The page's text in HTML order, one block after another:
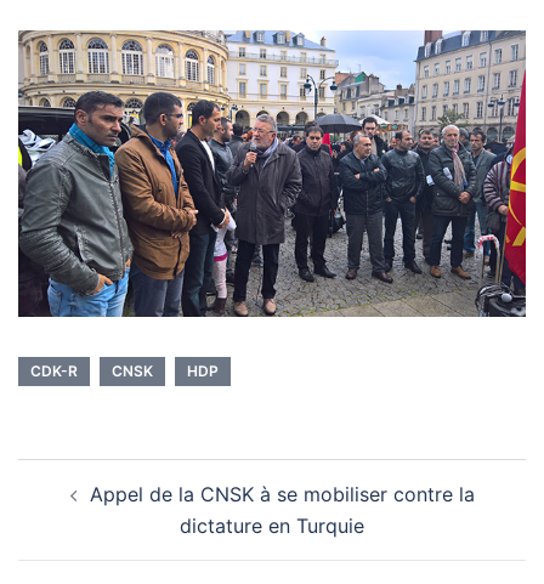
CDK-R CNSK HDP
d’articleAppel de la CNSK à se mobiliser contre la
dictature en Turquie